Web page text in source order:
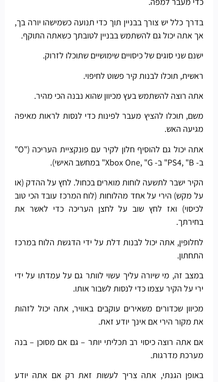
בדרך כלל יש צורך בבניין תוך כדי תנועה כשמישהו יורה בך,
אך אתה יכול גם להשתמש בבניין לטובתך כשאתה התוקף.
ישנם שני סוגים של כיסויים שימושיים שתוכלו לזרוק.
ראשית, תוכלו לבנות קיר פשוט לחיפוי.
אתה רוצה להשתמש בעץ מכיוון שהוא נבנה הכי מהיר.
משם, תוכלו להציץ מעבר לפינות כדי לנסות לראות מאיפה
מגיעה האש.
אתה יכול גם להוסיף חלון לקיר עם פונקציית העריכה ("O"
ב- PS4, "B" ב- Xbox One, "G" במחשב האישי).
הקיר ישבר לתשעה לוחות מוארים בכחול. לחץ על ההדק (או
על מקש) הירי על אחד מהלוחות (לוח המרכז עובד הכי טוב
לכיסוי) ואז לחץ שוב על לחצן העריכה כדי לאשר את
בחירתך.
לחלופין, אתה יכול לבנות דלת על ידי הדגשת הלוח במרכז
התחתון.
במצב זה, מי שיורה עליך עשוי לוותר גם על עמדתו על ידי
ירי על הקיר עצמו כדי לנסות לשבור אותו.
מכיוון שכדורים משאירים עוקבים באוויר, אתה יכול לזהות
את מקור הירי אם אינך יודע זאת.
אם אתה רוצה כיסוי רב תכליתי יותר – גם אם מסוכן – בנה
מערכת מדרגות.
באופן הגנתי, אתה צריך לעשות זאת רק אם אתה יודע